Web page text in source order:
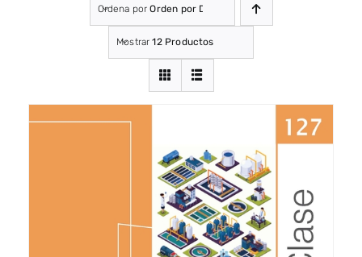
Ordena porOrden por Defecto
Mostrar12 Productos